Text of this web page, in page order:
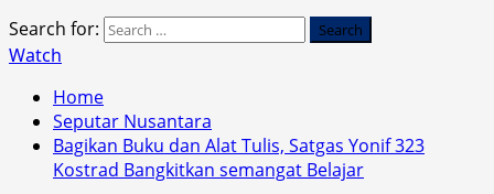
Search for:
Watch
Home
Seputar Nusantara
Bagikan Buku dan Alat Tulis, Satgas Yonif 323
Kostrad Bangkitkan semangat Belajar